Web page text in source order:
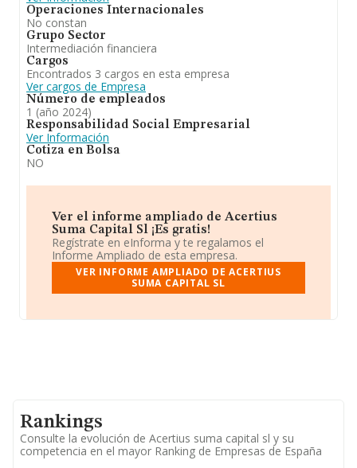
En conclusión, la actividad de
S.Les -el asesoramiento de empresas en materia
económico, financiero, fiscal, contable, estratégico y
corporativo, así como la actividad de consultoría
empresarial necesaria para su implantación. -
representación de empresas, organismos e
instituciones y particulares que así lo requieran para la
captación. Se ha posicionado más abajo en el ranking
de sectores frente al 2023. Frente al 2023, en el ranking
nacional, de todas las empresas en España, la empresa
ha retrocedido.
Operaciones Internacionales
No constan
Grupo Sector
Intermediación financiera
Cargos
Encontrados 3 cargos en esta empresa
Ver cargos de Empresa
Número de empleados
1 (año 2024)
Responsabilidad Social Empresarial
Ver Información
Cotiza en Bolsa
NO
Ver el informe ampliado de Acertius
Suma Capital Sl ¡Es gratis!
Regístrate en eInforma y te regalamos el
Informe Ampliado de esta empresa.
VER INFORME AMPLIADO DE ACERTIUS
SUMA CAPITAL SL
Rankings
Consulte la evolución de Acertius suma capital sl y su
competencia en el mayor Ranking de Empresas de España